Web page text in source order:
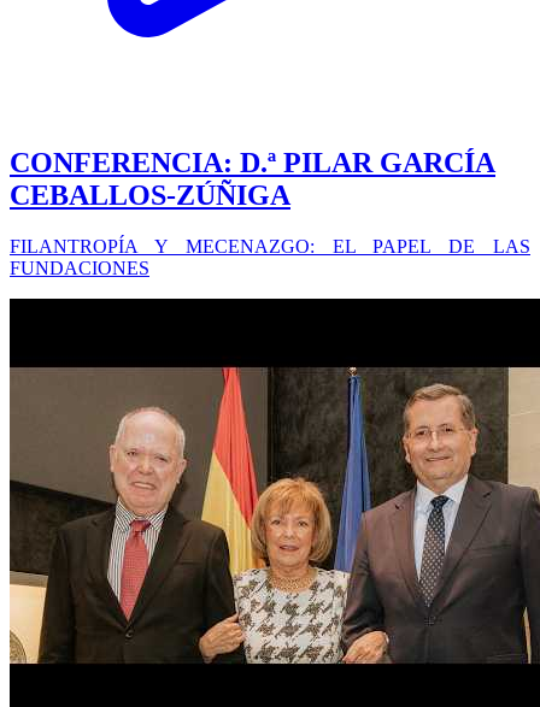
CONFERENCIA: D.ª PILAR GARCÍA
CEBALLOS-ZÚÑIGA
FILANTROPÍA Y MECENAZGO: EL PAPEL DE LAS
FUNDACIONES